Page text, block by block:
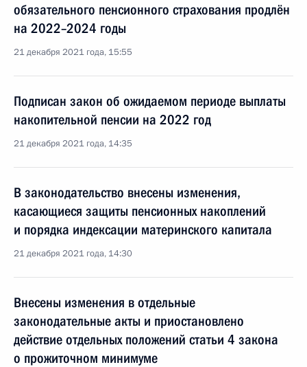
обязательного пенсионного страхования продлён
на 2022–2024 годы
21 декабря 2021 года, 15:55
Подписан закон об ожидаемом периоде выплаты
накопительной пенсии на 2022 год
21 декабря 2021 года, 14:35
В законодательство внесены изменения,
касающиеся защиты пенсионных накоплений
и порядка индексации материнского капитала
21 декабря 2021 года, 14:30
Внесены изменения в отдельные
законодательные акты и приостановлено
действие отдельных положений статьи 4 закона
о прожиточном минимуме